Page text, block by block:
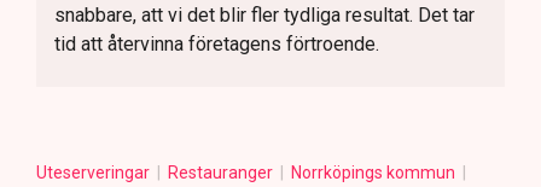
snabbare, att vi det blir fler tydliga resultat. Det tar
tid att återvinna företagens förtroende.
Uteserveringar Restauranger
Norrköpings kommun